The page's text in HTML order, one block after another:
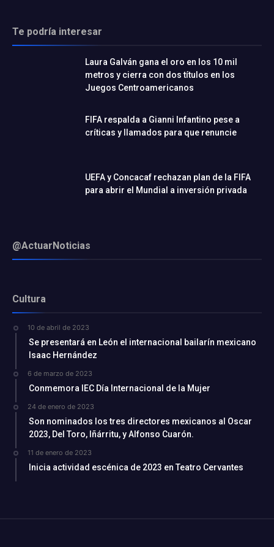
Te podría interesar
Laura Galván gana el oro en los 10 mil
metros y cierra con dos títulos en los
Juegos Centroamericanos
FIFA respalda a Gianni Infantino pese a
críticas y llamados para que renuncie
UEFA y Concacaf rechazan plan de la FIFA
para abrir el Mundial a inversión privada
@ActuarNoticias
Cultura
10 de abril de 2023
Se presentará en León el internacional bailarín mexicano
Isaac Hernández
6 de marzo de 2023
Conmemora IEC Día Internacional de la Mujer
24 de enero de 2023
Son nominados los tres directores mexicanos al Oscar
2023, Del Toro, Iñárritu, y Alfonso Cuarón.
11 de enero de 2023
Inicia actividad escénica de 2023 en Teatro Cervantes